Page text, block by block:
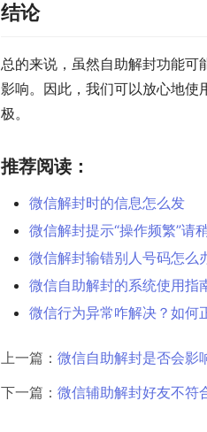
结论
总的来说，虽然自助解封功能可
影响。因此，我们可以放心地使
极。
推荐阅读：
微信解封时的信息怎么发
微信解封提示“操作频繁”请
微信解封输错别人号码怎么
微信自助解封的系统使用指
微信行为异常咋解决？如何
上一篇： 微信自助解封是否会影
下一篇： 微信辅助解封好友不符